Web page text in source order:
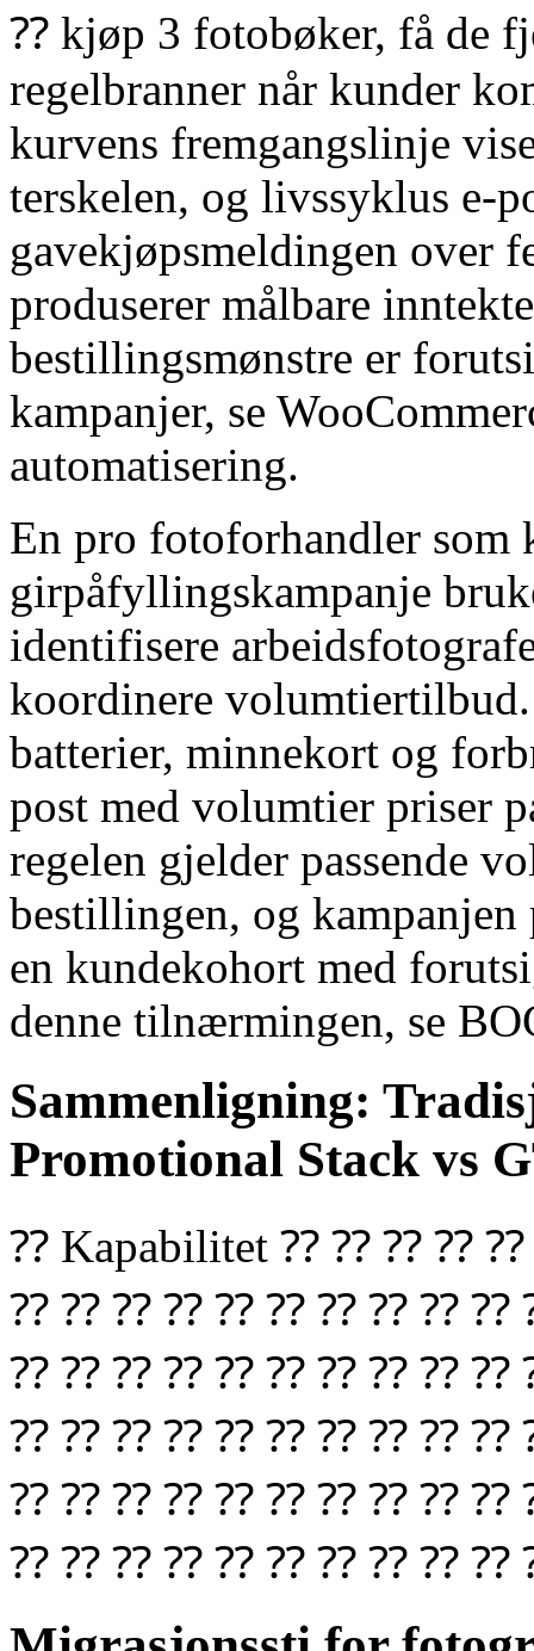
⁇ kjøp 3 fotobøker, få de
regelbranner når kunder
kurvens fremgangslinje
terskelen, og livssyklus e-
gavekjøpsmeldingen over
produserer målbare
bestillingsmønstre er
kampanjer, se
automatisering.
En pro fotoforhandler som
girpåfyllingskampanje
identifisere
koordinere
batterier, minnekort og
post med volumtier priser
regelen gjelder passende
bestillingen, og
en kundekohort med
denne tilnærmingen, se
Sammenligning:
Promotional Stack vs
⁇ Kapabilitet ⁇ ⁇ ⁇
⁇ ⁇ ⁇ ⁇ ⁇ ⁇ ⁇ ⁇ ⁇ ⁇
⁇ ⁇ ⁇ ⁇ ⁇ ⁇ ⁇ ⁇ ⁇ ⁇
⁇ ⁇ ⁇ ⁇ ⁇ ⁇ ⁇ ⁇ ⁇ ⁇
⁇ ⁇ ⁇ ⁇ ⁇ ⁇ ⁇ ⁇ ⁇ ⁇
⁇ ⁇ ⁇ ⁇ ⁇ ⁇ ⁇ ⁇ ⁇ ⁇